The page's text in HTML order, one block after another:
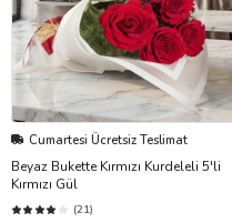
Cumartesi Ücretsiz Teslimat
Beyaz Bukette Kırmızı Kurdeleli 5'li
Kırmızı Gül
(21)